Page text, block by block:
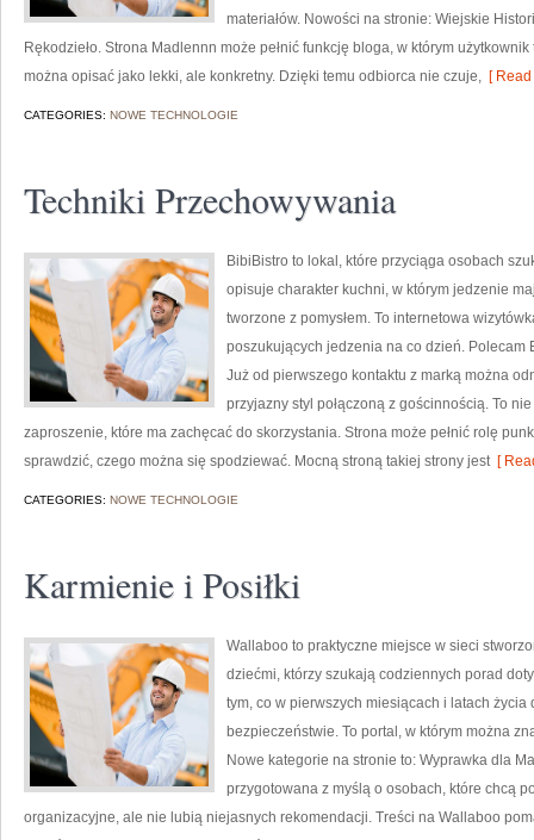
materiałów. Nowości na stronie: Wiejskie
Rękodzieło. Strona Madlennn może pełnić funkcję bloga, w którym
można opisać jako lekki, ale konkretny. Dzięki temu odbiorca nie czuje, [
CATEGORIES: NOWE TECHNOLOGIE
Techniki Przechowywania
BibiBistro to lokal, które przyciąga osobach
opisuje charakter kuchni, w którym jedzenie
tworzone z pomysłem. To internetowa
poszukujących jedzenia na co dzień. Polecam
Już od pierwszego kontaktu z marką można
przyjazny styl połączoną z gościnnością. To
zaproszenie, które ma zachęcać do skorzystania. Strona może pełnić rolę
sprawdzić, czego można się spodziewać. Mocną stroną takiej strony jest[
CATEGORIES: NOWE TECHNOLOGIE
Karmienie i Posiłki
Wallaboo to praktyczne miejsce w sieci
dziećmi, którzy szukają codziennych porad
tym, co w pierwszych miesiącach i latach
bezpieczeństwie. To portal, w którym można
Nowe kategorie na stronie to: Wyprawka dla
przygotowana z myślą o osobach, które chcą
organizacyjne, ale nie lubią niejasnych rekomendacji. Treści na Wallaboo